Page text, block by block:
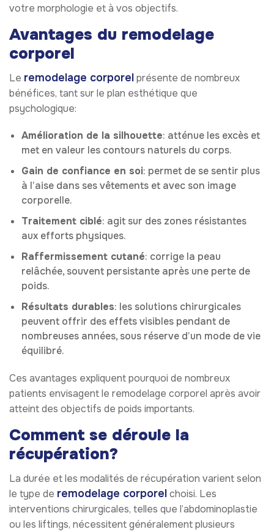
votre morphologie et à vos objectifs.
Avantages du remodelage
corporel
Le remodelage corporelprésente de nombreux
bénéfices, tant sur le plan esthétique que
psychologique:
Amélioration de la silhouette: atténue les excès et
met en valeur les contours naturels du corps.
Gain de confiance en soi: permet de se sentir plus
à l’aise dans ses vêtements et avec son image
corporelle.
Traitement ciblé: agit sur des zones résistantes
aux efforts physiques.
Raffermissement cutané: corrige la peau
relâchée, souvent persistante après une perte de
poids.
Résultats durables: les solutions chirurgicales
peuvent offrir des effets visibles pendant de
nombreuses années, sous réserve d’un mode de vie
équilibré.
Ces avantages expliquent pourquoi de nombreux
patients envisagent le remodelage corporel après avoir
atteint des objectifs de poids importants.
Comment se déroule la
récupération?
La durée et les modalités de récupération varient selon
le type de remodelage corporelchoisi. Les
interventions chirurgicales, telles que l’abdominoplastie
ou les liftings, nécessitent généralement plusieurs